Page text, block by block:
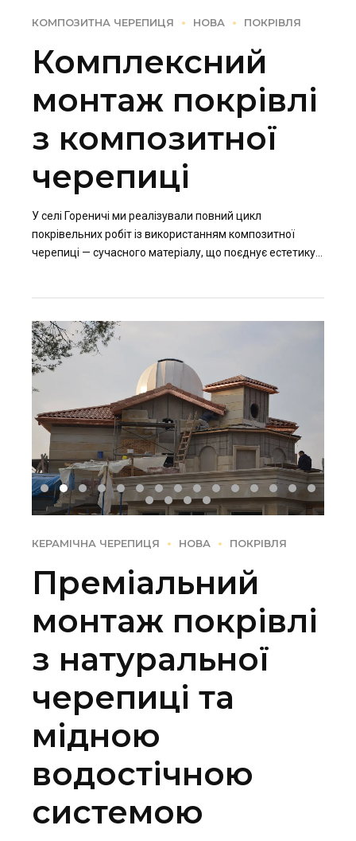
КОМПОЗИТНА ЧЕРЕПИЦЯ НОВА ПОКРІВЛЯ
Комплексний
монтаж покрівлі
з композитної
черепиці
У селі Гореничі ми реалізували повний цикл
покрівельних робіт із використанням композитної
черепиці — сучасного матеріалу, що поєднує естетику
КЕРАМІЧНА ЧЕРЕПИЦЯ НОВА ПОКРІВЛЯ
Преміальний
монтаж покрівлі
з натуральної
черепиці та
мідною
водостічною
системою